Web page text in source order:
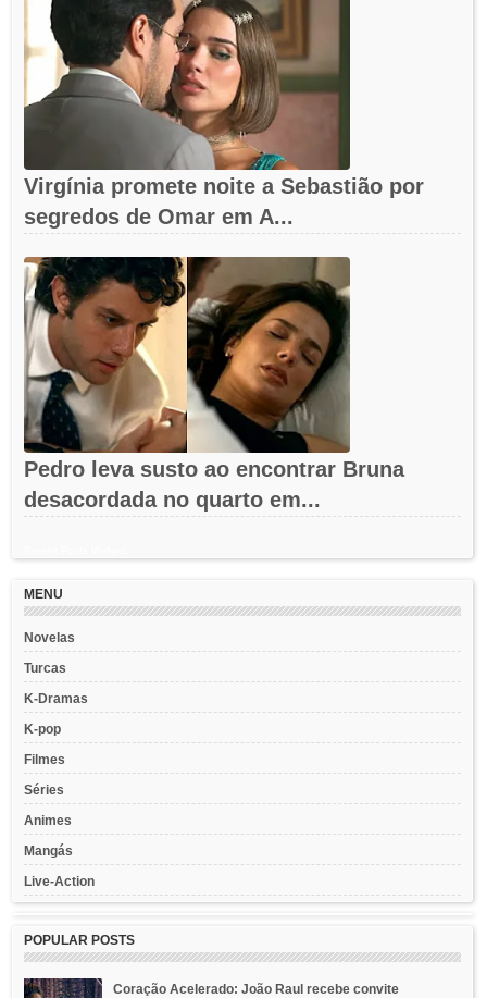
Virgínia promete noite a Sebastião por
segredos de Omar em A...
Pedro leva susto ao encontrar Bruna
desacordada no quarto em...
MENU
Novelas
Turcas
K-Dramas
K-pop
Filmes
Séries
Animes
Mangás
Live-Action
POPULAR POSTS
Coração Acelerado: João Raul recebe convite